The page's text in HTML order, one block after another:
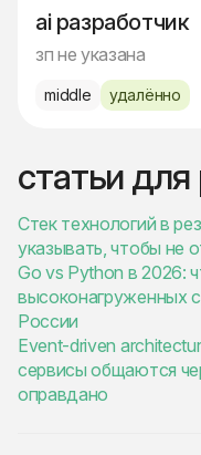
ai разработчик
зп не указана
middle удалённо
статьи для
Стек технологий в
указывать, чтобы не
Go vs Python в 2026:
высоконагруженных
России
Event-driven
сервисы общаются
оправдано